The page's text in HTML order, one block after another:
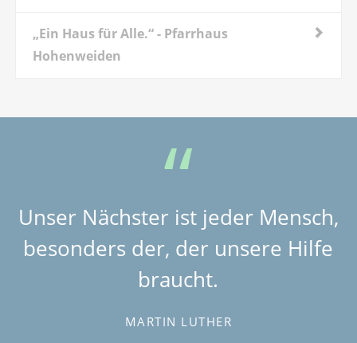
„Ein Haus für Alle.“ - Pfarrhaus
Hohenweiden
Unser Nächster ist jeder Mensch,
besonders der, der unsere Hilfe
braucht.
MARTIN LUTHER